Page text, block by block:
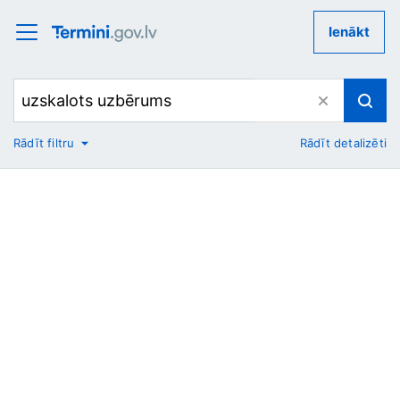
Ienākt
No
Rādīt filtru Rādīt detalizēti